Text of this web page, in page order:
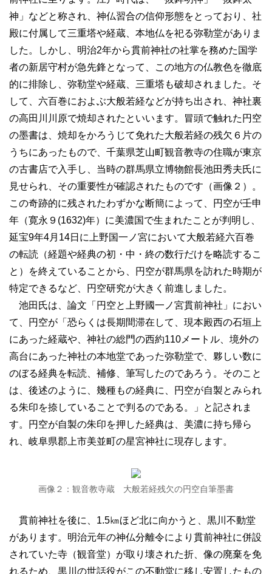
神」などと称され、神仏習合の信仰形態をとっており、社
殿に付属して三重塔や経蔵、本地仏を祀る弥勒堂がありま
した。しかし、明治2年から貫前神社の社掌を務めた国学
者の新居守村が急先鋒となって、この地方の仏教色を徹底
的に排除し、弥勒堂や経蔵、三重塔も破却されました。そ
して、六百巻におよぶ大般若経などが持ち出され、神社裏
の高田川川原で焼却されたといいます。冒頭で触れた円空
の墨書は、焼却をかろうじて免れた大般若経の残欠６片の
うちにあったもので、千葉県芝山町観音教寺の住職が東京
の古書店で入手し、当時の群馬県立博物館長池田秀夫氏に
見せられ、その重要性が確認されたものです（画像２）。
この奇跡的に残されたわずかな断簡によって、円空が壬申
年（寛永９(1632)年）に美濃国で生まれたことが判明し、
延宝9年4月14日に上野国一ノ宮において大般若経六百巻
の転読（経題や経典の初・中・終の数行だけを略読するこ
と）を終えていることから、円空が群馬県を訪れた時期が
特定できるなど、円空研究が大きく前進しました。
池田氏は、論文「円空と上野國一ノ宮貫前神社」におい
て、円空が「恐らくは長期間滞在して、現本殿西の石垣上
にあった経蔵や、神社の総門の西約110メートル、境外の
高台にあった神社の本地堂であった弥勒堂で、夥しい数に
のぼる経典を転読、補修、筆写したのであろう。そのこと
は、後述のように、幾種もの経典に、円空が自製とみられ
る朱印を捺していることで判るのである。」と記されま
す。円空が自製の朱印を押した経典は、美濃に持ち帰ら
れ、岐阜県郡上市美並町の星宮神社に現存します。
画像２：観音教寺蔵 大般若経残欠の円空自筆墨書
貫前神社を後に、1.5㎞ほど北に向かうと、黒川不動堂
があります。明治元年の神仏分離令により貫前神社に併設
されていた寺（観音堂）が取り壊された折、像の廃棄を免
れるため、黒川の世話役がこの不動堂に移し安置したもの